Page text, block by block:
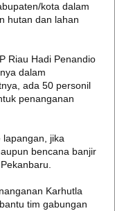
kota dalam
hutan dan lahan
Riau Hadi Penandio
dalam
ada 50 personil
penanganan
lapangan, jika
bencana banjir
Karhutla
tim gabungan